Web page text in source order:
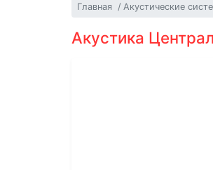
Главная Акустические
Акустика